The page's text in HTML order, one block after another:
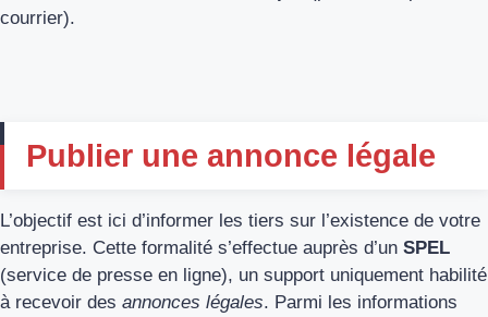
courrier).
Publier une annonce légale
L’objectif est ici d’informer les tiers sur l’existence de votre
entreprise. Cette formalité s’effectue auprès d’un SPEL
(service de presse en ligne), un support uniquement habilité
à recevoir des annonces légales. Parmi les informations